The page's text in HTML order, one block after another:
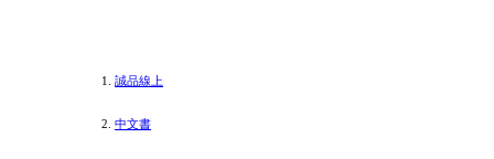
誠品線上
中文書